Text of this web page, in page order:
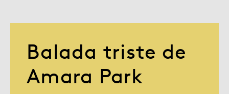
Balada triste de
Amara Park